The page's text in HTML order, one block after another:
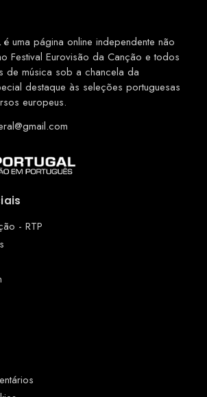
é uma página online independente não
Festival Eurovisão da Canção e todos
de música sob a chancela da
destaque às seleções portuguesas
europeus.
- RTP